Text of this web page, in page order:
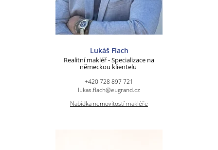
Lukáš Flach
Realitní makléř - Specializace na
německou klientelu
+420 728 897 721
lukas.flach@eugrand.cz
Nabídka nemovitostí makléře